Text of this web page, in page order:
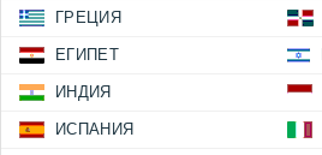
ГРЕЦИЯ
ЕГИПЕТ
ИНДИЯ
ИСПАНИЯ